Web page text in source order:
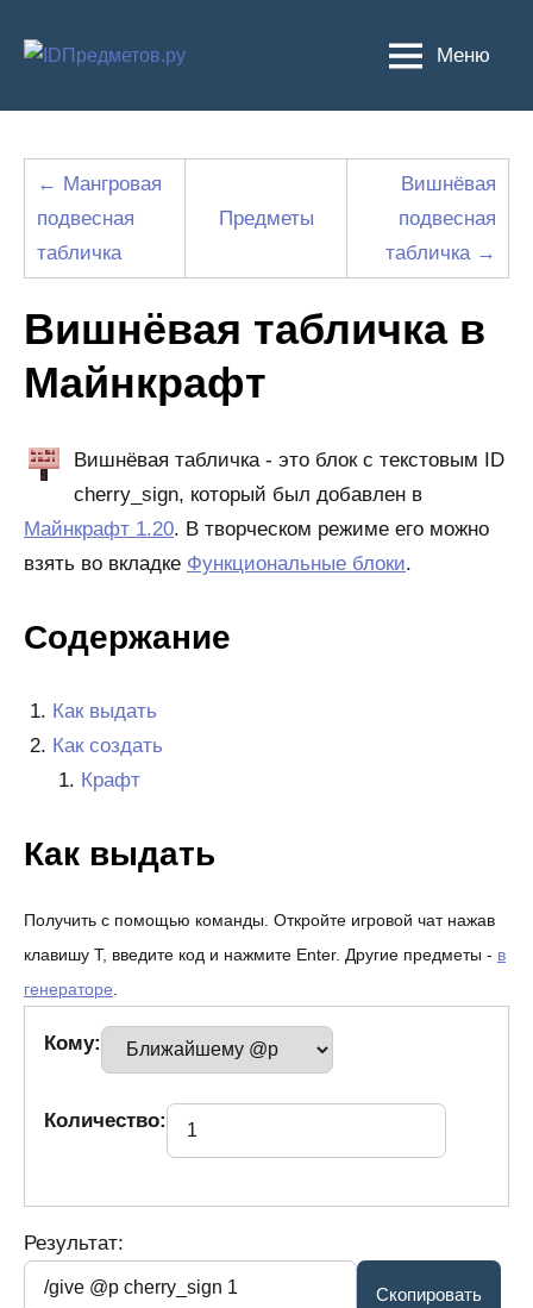
Меню
← Мангровая
подвесная
табличка
Предметы
Вишнёвая
подвесная
табличка →
Вишнёвая табличка в
Майнкрафт
Вишнёвая табличка - это блок с текстовым ID
cherry_sign, который был добавлен в
Майнкрафт 1.20. В творческом режиме его можно
взять во вкладке Функциональные блоки.
Содержание
Как выдать
Как создать
Крафт
Как выдать
Получить с помощью команды. Откройте игровой чат нажав
клавишу T, введите код и нажмите Enter. Другие предметы - в
генераторе.
Кому:
Количество:
Результат: